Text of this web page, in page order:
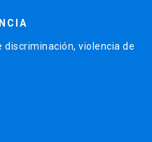
discriminación, violencia de